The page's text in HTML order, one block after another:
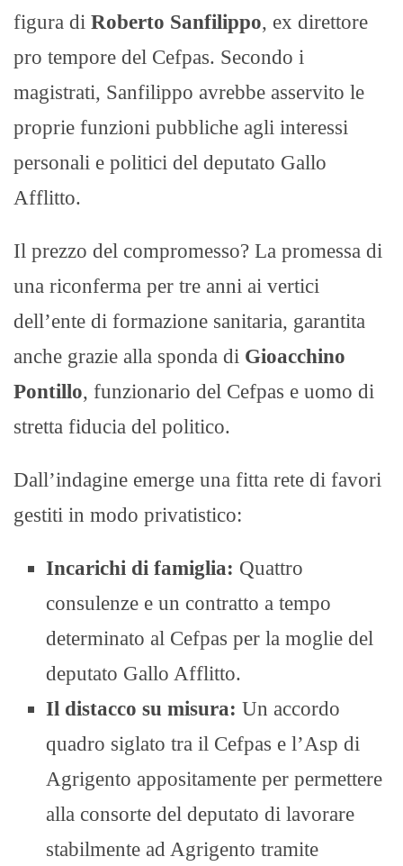
figura di Roberto Sanfilippo, ex direttore
pro tempore del Cefpas. Secondo i
magistrati, Sanfilippo avrebbe asservito le
proprie funzioni pubbliche agli interessi
personali e politici del deputato Gallo
Afflitto.
Il prezzo del compromesso? La promessa di
una riconferma per tre anni ai vertici
dell’ente di formazione sanitaria, garantita
anche grazie alla sponda di Gioacchino
Pontillo, funzionario del Cefpas e uomo di
stretta fiducia del politico.
Dall’indagine emerge una fitta rete di favori
gestiti in modo privatistico:
Incarichi di famiglia: Quattro
consulenze e un contratto a tempo
determinato al Cefpas per la moglie del
deputato Gallo Afflitto.
Il distacco su misura: Un accordo
quadro siglato tra il Cefpas e l’Asp di
Agrigento appositamente per permettere
alla consorte del deputato di lavorare
stabilmente ad Agrigento tramite